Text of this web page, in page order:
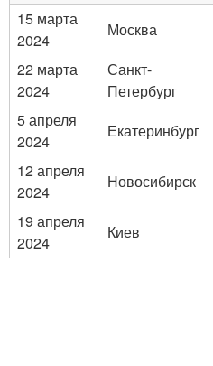
15 марта
2024
Москва
22 марта
2024
Санкт-
Петербург
5 апреля
2024
Екатеринбург
12 апреля
2024
Новосибирск
19 апреля
2024
Киев